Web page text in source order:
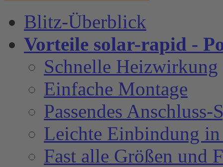
Blitz-Überblick
Vorteile solar-rapid -
Schnelle Heizwirkung
Einfache Montage
Passendes Anschluss-
Leichte Einbindung in
Fast alle Größen und